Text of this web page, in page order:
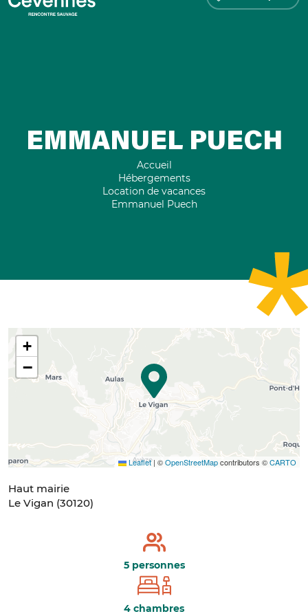
EMMANUEL PUECH
Accueil
Hébergements
Location de vacances
Emmanuel Puech
+
−
Leaflet | ©OpenStreetMapcontributors ©CARTO
Haut mairie
Le Vigan (30120)
5 personnes
4 chambres